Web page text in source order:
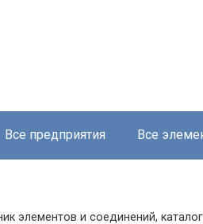
Все предприятия Все
элементов и соединений,